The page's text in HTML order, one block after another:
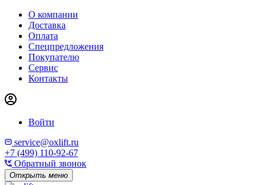
О компании
Доставка
Оплата
Спецпредложения
Покупателю
Сервис
Контакты
Войти
service@oxlift.ru
+7 (499) 110-92-67
Обратный звонок
Открыть меню